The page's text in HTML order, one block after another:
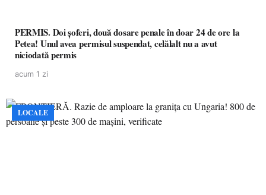
PERMIS. Doi șoferi, două dosare penale în doar 24 de ore la
Petea! Unul avea permisul suspendat, celălalt nu a avut
niciodată permis
acum 1 zi
LOCALE